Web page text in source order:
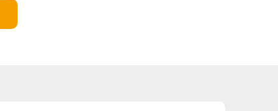
Voor de gemarineerde aardbeien: